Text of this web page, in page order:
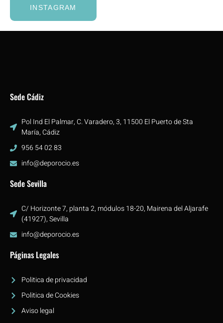
INSTAGRAM
Sede Cádiz
Pol Ind El Palmar, C. Varadero, 3, 11500 El Puerto de Sta
María, Cádiz
956 54 02 83
info@deporocio.es
Sede Sevilla
C/ Horizonte 7, planta 2, módulos 18-20, Mairena del Aljarafe
(41927), Sevilla
info@deporocio.es
Páginas Legales
Politica de privacidad
Politica de Cookies
Aviso legal